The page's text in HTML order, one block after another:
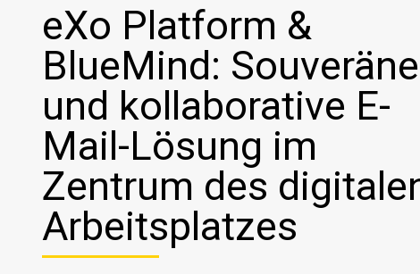
eXo Platform &
BlueMind: Souveräne
und kollaborative E-
Mail-Lösung im
Zentrum des
Arbeitsplatzes